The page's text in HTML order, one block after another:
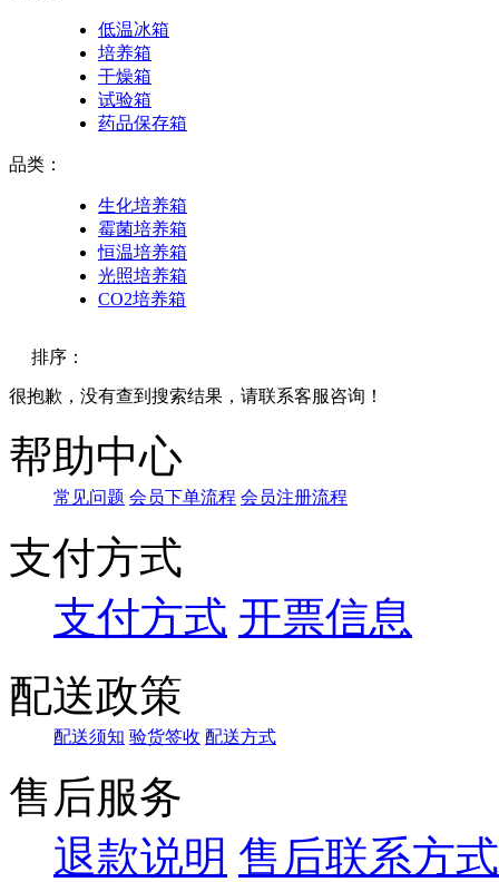
低温冰箱
培养箱
干燥箱
试验箱
药品保存箱
品类：
生化培养箱
霉菌培养箱
恒温培养箱
光照培养箱
CO2培养箱
排序：
价格
品牌
很抱歉，没有查到搜索结果，请联系客服咨询！
帮助中心
常见问题 会员下单流程 会员注册流程
支付方式
支付方式 开票信息
配送政策
配送须知 验货签收 配送方式
售后服务
退款说明 售后联系方式